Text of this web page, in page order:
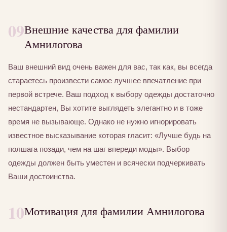
09Внешние качества для фамилии
Амнилогова
Ваш внешний вид очень важен для вас, так как, вы всегда
стараетесь произвести самое лучшее впечатление при
первой встрече. Ваш подход к выбору одежды достаточно
нестандартен, Вы хотите выглядеть элегантно и в тоже
время не вызывающе. Однако не нужно игнорировать
известное высказывание которая гласит: «Лучше будь на
полшага позади, чем на шаг впереди моды». Выбор
одежды должен быть уместен и всячески подчеркивать
Ваши достоинства.
10Мотивация для фамилии Амнилогова